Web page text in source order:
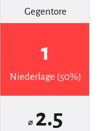
Gegentore
1
Niederlage (50%)
⌀ 2.5